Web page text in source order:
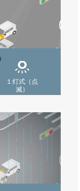
１灯式（点
滅）